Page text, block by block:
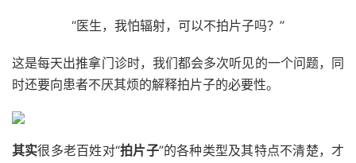
“医生，我怕辐射，可以不拍片子吗？”
这是每天出推拿门诊时，我们都会多次听见的一个问题，同
时还要向患者不厌其烦的解释拍片子的必要性。
其实很多老百姓对“拍片子”的各种类型及其特点不清楚，才